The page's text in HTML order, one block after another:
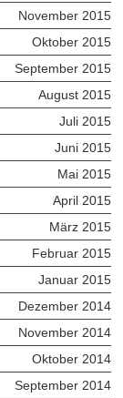
November 2015
Oktober 2015
September 2015
August 2015
Juli 2015
Juni 2015
Mai 2015
April 2015
März 2015
Februar 2015
Januar 2015
Dezember 2014
November 2014
Oktober 2014
September 2014